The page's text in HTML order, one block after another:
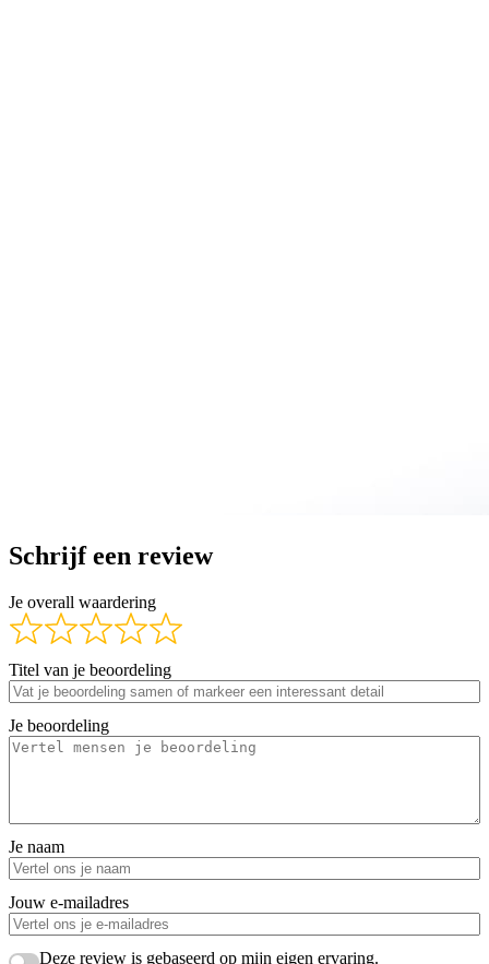
Schrijf een review
Je overall waardering
Titel van je beoordeling
Je beoordeling
Je naam
Jouw e-mailadres
Deze review is gebaseerd op mijn eigen ervaring.